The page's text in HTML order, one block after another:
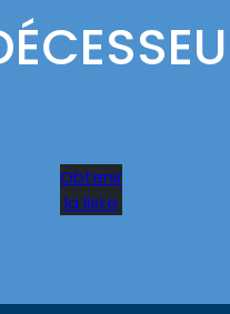
Obtenir
la liste